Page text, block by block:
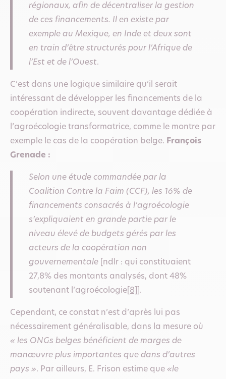
régionaux, afin de décentraliser la gestion
de ces financements. Il en existe par
exemple au Mexique, en Inde et deux sont
en train d’être structurés pour l’Afrique de
l’Est et de l’Ouest.
C’est dans une logique similaire qu’il serait
intéressant de développer les financements de la
coopération indirecte, souvent davantage dédiée à
l’agroécologie transformatrice, comme le montre par
exemple le cas de la coopération belge. François
Grenade :
Selon une étude commandée par la
Coalition Contre la Faim (CCF), les 16% de
financements consacrés à l’agroécologie
s’expliquaient en grande partie par le
niveau élevé de budgets gérés par les
acteurs de la coopération non
gouvernementale [ndlr : qui constituaient
27,8% des montants analysés, dont 48%
soutenant l’agroécologie [8] ].
Cependant, ce constat n’est d’après lui pas
nécessairement généralisable, dans la mesure où
« les ONGs belges bénéficient de marges de
manœuvre plus importantes que dans d’autres
pays ». Par ailleurs, E. Frison estime que «le